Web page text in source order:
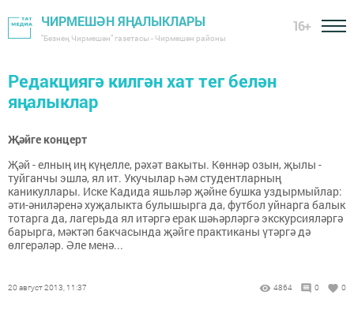
ЧИРМЕШӘН ЯҢАЛЫКЛАРЫ
"Безнең Чирмешән" газетасы - Чирмешән районы
16+
Редакциягә килгән хат тег белән
яңалыклар
Җәйге концерт
Җәй - елның иң күңелле, рәхәт вакыты. Көннәр озын, җылы -
туйганчы эшлә, ял ит. Укучылар һәм студентларның
каникуллары. Иске Кадида яшьләр җәйне бушка уздырмыйлар:
әти-әниләренә хуҗалыкта булышырга да, футбол уйнарга балык
тотарга да, лагерьда ял итәргә ерак шәһәрләргә экскурсияләргә
барырга, мәктәп бакчасында җәйге практиканы үтәргә дә
өлгерәләр. Әле менә...
20 август 2013, 11:37 4864 0 0